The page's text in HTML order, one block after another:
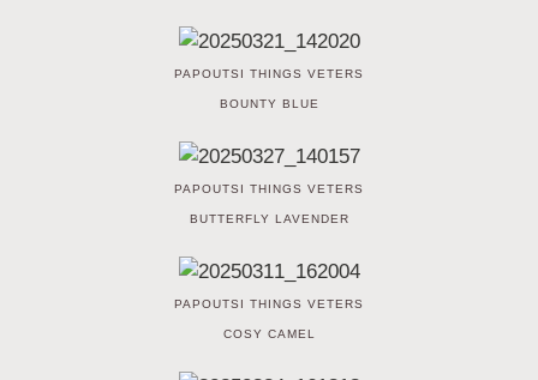
PAPOUTSI THINGS VETERS
BOUNTY BLUE
PAPOUTSI THINGS VETERS
BUTTERFLY LAVENDER
PAPOUTSI THINGS VETERS
COSY CAMEL